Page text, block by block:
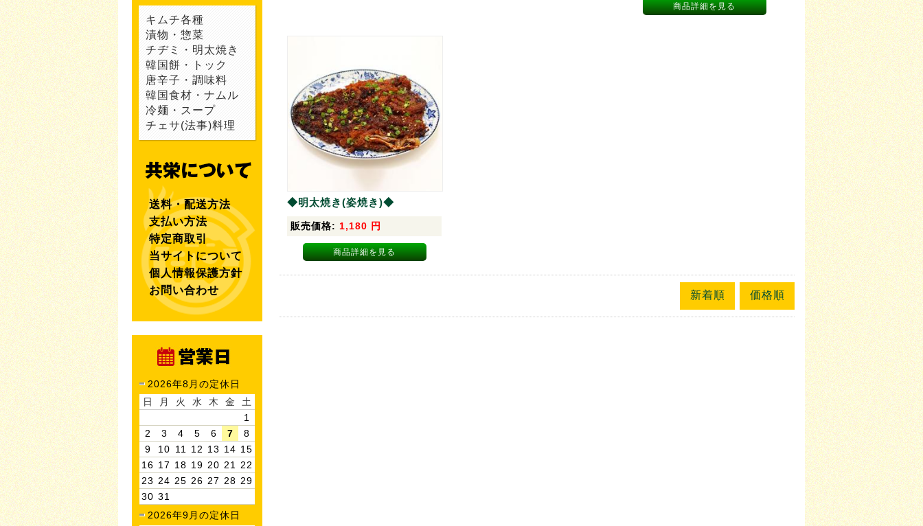
キムチ各種
漬物・惣菜
チヂミ・明太焼き
韓国餅・トック
唐辛子・調味料
韓国食材・ナムル
冷麺・スープ
チェサ(法事)料理
送料・配送方法
支払い方法
特定商取引
当サイトについて
個人情報保護方針
お問い合わせ
2026年8月の定休日
日
月 火 水 木 金
土
1
2
3 4 5 6 7
8
9
10 11 12 13 14 15
16 17 18 19 20 21
22
23 24 25 26 27 28 29
30 31
2026年9月の定休日
商品詳細を見る
◆明太焼き(姿焼き)◆
販売価格: 1,180 円
商品詳細を見る
価格順
新着順